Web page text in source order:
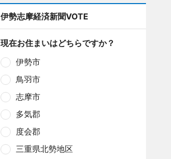
伊勢志摩経済新聞VOTE
現在お住まいはどちらですか？
伊勢市
鳥羽市
志摩市
多気郡
度会郡
三重県北勢地区